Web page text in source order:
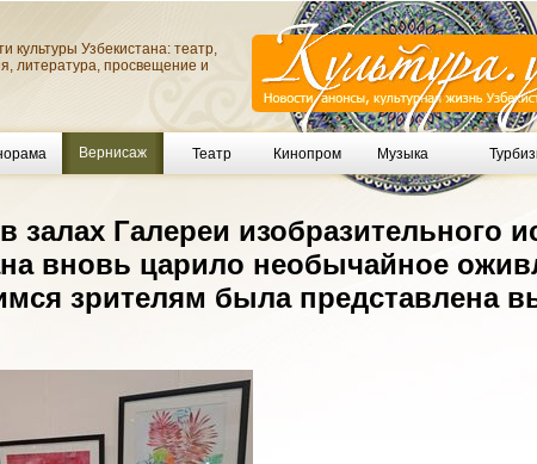
культуры Узбекистана: театр,
литература, просвещение и
Вернисаж Театр Кинопром Музыка
залах Галереи изобразительного
вновь царило необычайное
зрителям была представлена